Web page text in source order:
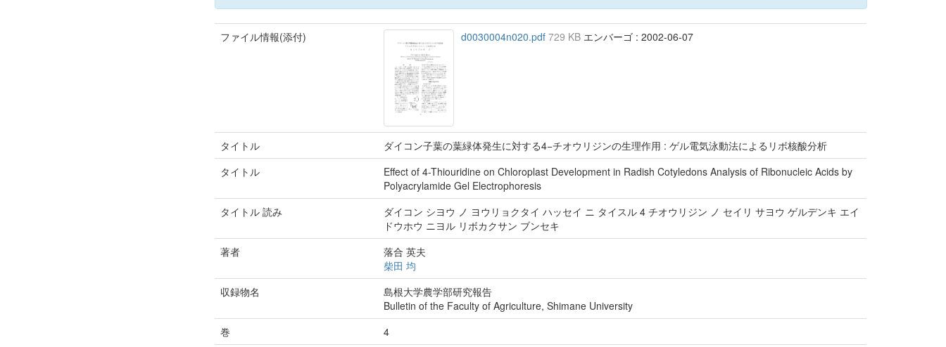
ファイル情報(添付) d0030004n020.pdf729 KB エンバーゴ : 2002-06-07
タイトル
ダイコン子葉の葉緑体発生に対する4−チオウリジンの生理作用 : ゲル電気泳動法によるリボ核酸分析
タイトル
Effect of 4-Thiouridine on Chloroplast Development in Radish Cotyledons Analysis of Ribonucleic Acids by
Polyacrylamide Gel Electrophoresis
タイトル 読み
ダイコン シヨウ ノ ヨウリョクタイ ハッセイ ニ タイスル 4 チオウリジン ノ セイリ サヨウ ゲルデンキ エイ
ドウホウ ニヨル リボカクサン ブンセキ
著者
落合 英夫
柴田 均
収録物名
島根大学農学部研究報告
Bulletin of the Faculty of Agriculture, Shimane University
巻
4